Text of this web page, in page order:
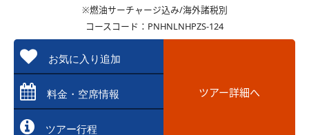
※燃油サーチャージ込み/海外諸税別
コースコード：PNHNLNHPZS-124
お気に入り追加
料金・空席情報
ツアー行程
ツアー詳細へ